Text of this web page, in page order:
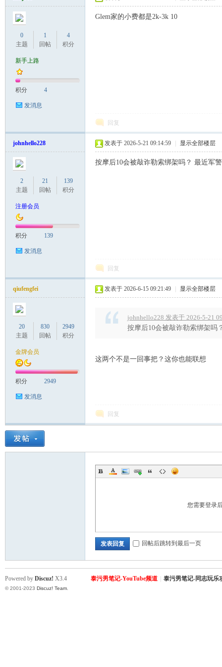
0
主题
1
回帖
4
积分
新手上路
积分 4
发消息
Glem家的小费都是2k-3k 10
回复
johnhello228
2
主题
21
回帖
139
积分
注册会员
积分 139
发消息
发表于 2026-5-21 09:14:59 显示全部楼层
按摩后10会被敲诈勒索绑架吗？ 最近军
回复
qiufengfei
20
主题
830
回帖
2949
积分
金牌会员
积分 2949
发消息
发表于 2026-6-15 09:21:49 显示全部楼层
johnhello228 发表于 2026-5-21
按摩后10会被敲诈勒索绑架吗
这两个不是一回事把？这你也能联想
回复
您需要登录
发表回复 回帖后跳转到最后一页
泰污男笔记-YouTube频道 泰污男笔记-同志玩乐
Powered by Discuz! X3.4
© 2001-2023 Discuz! Team.